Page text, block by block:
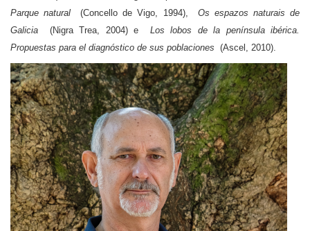
Parque natural (Concello de Vigo, 1994), Os espazos naturais de
Galicia
(Nigra Trea, 2004) e Los lobos de la península ibérica.
Propuestas para el diagnóstico de sus poblaciones (Ascel, 2010).